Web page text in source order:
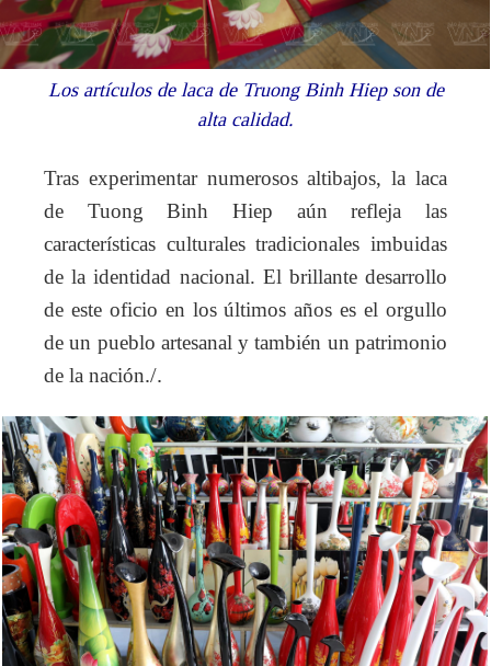
Los artículos de laca de Truong Binh Hiep son de
alta calidad.
Tras experimentar numerosos altibajos, la laca
de Tuong Binh Hiep aún refleja las
características culturales tradicionales imbuidas
de la identidad nacional. El brillante desarrollo
de este oficio en los últimos años es el orgullo
de un pueblo artesanal y también un patrimonio
de la nación./.